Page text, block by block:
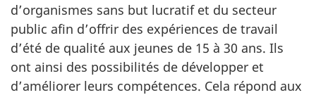
d’organismes sans but lucratif et du secteur
public afin d’offrir des expériences de travail
d’été de qualité aux jeunes de 15 à 30 ans. Ils
ont ainsi des possibilités de développer et
d’améliorer leurs compétences. Cela répond aux